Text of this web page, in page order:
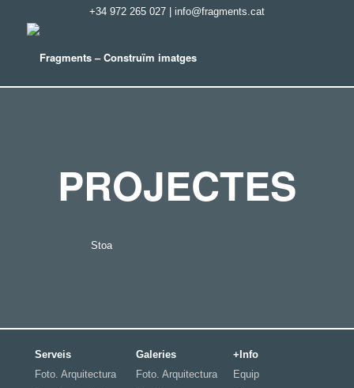
+34 972 265 027| info@fragments.cat
PROJECTES
Stoa
Serveis
Foto. Arquitectura
Galeries
Foto. Arquitectura
+Info
Equip